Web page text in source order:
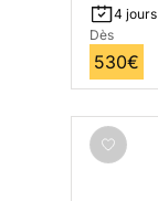
4 jours
Dès
530€